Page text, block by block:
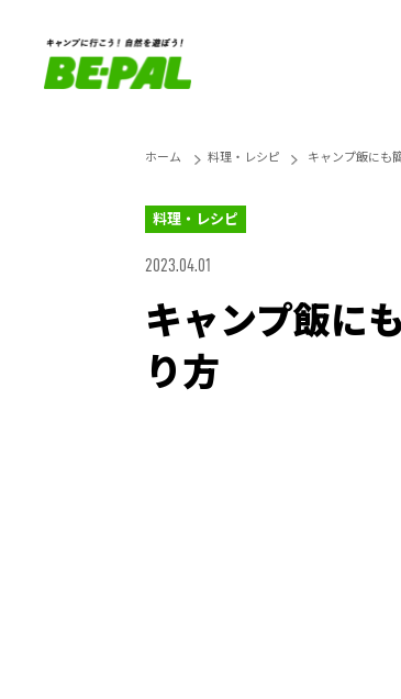
ホーム 料理・レシピ キャンプ飯にも
料理・レシピ
2023.04.01
キャンプ飯に
り方